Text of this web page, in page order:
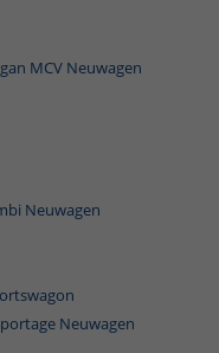
MCV Neuwagen
Neuwagen
Neuwagen